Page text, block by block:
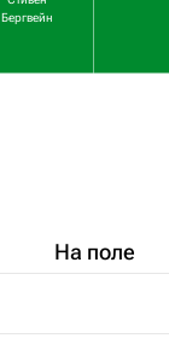
Бергвейн
На поле